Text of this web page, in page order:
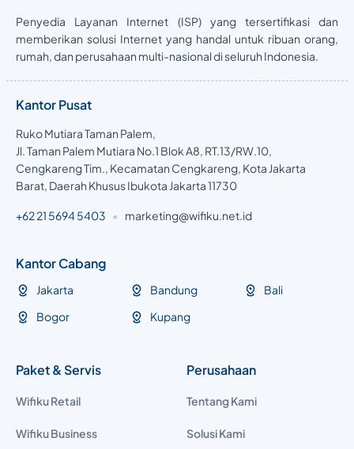
Penyedia Layanan Internet (ISP) yang tersertifikasi dan
memberikan solusi Internet yang handal untuk ribuan orang,
rumah, dan perusahaan multi-nasional di seluruh Indonesia.
Kantor Pusat
Ruko Mutiara Taman Palem,
Jl. Taman Palem Mutiara No.1 Blok A8, RT.13/RW.10,
Cengkareng Tim., Kecamatan Cengkareng, Kota Jakarta
Barat, Daerah Khusus Ibukota Jakarta 11730
+62 21 5694 5403 • marketing@wifiku.net.id
Kantor Cabang
Jakarta
Bogor
Bandung
Kupang
Bali
Paket & Servis
Wifiku Retail
Wifiku Business
Perusahaan
Tentang Kami
Solusi Kami